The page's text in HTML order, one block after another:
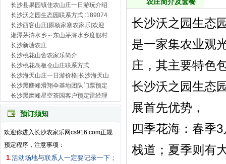
长沙县果园镇佳农山庄一日游玩介绍
长沙沃之园生态园联系方式|:189074
长沙西客山庄[原杨家寨农家乐]欢迎
湘潭茅浒水乡～东山茅浒水乡度假村
长沙新塘农庄
长沙桃花山舍农家乐简介
长沙桃花岛板仓山庄联系方式
长沙海天山庄一日游价格|长沙海天山
长沙黑麋峰滑翔伞基地团队门票预定
长沙黑糜峰星空茶园客户预定雷经理
预订须知
欢迎你进入长沙农家乐网cs916.com正规
预定程序，注意事项：
1.活动场地与联系人一定要记录一下；
长沙沃之园生态
是一家集农业观
庄，其主要特色
长沙沃之园生态
展首先优势，
四季花海‌：春季
栈道；夏季则有